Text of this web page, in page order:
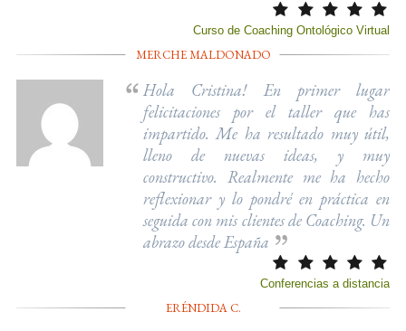
Curso de Coaching Ontológico Virtual
MERCHE MALDONADO
Hola Cristina! En primer lugar
felicitaciones por el taller que has
impartido. Me ha resultado muy útil,
lleno de nuevas ideas, y muy
constructivo. Realmente me ha hecho
reflexionar y lo pondré en práctica en
seguida con mis clientes de Coaching. Un
abrazo desde España
Conferencias a distancia
ERÉNDIDA C.